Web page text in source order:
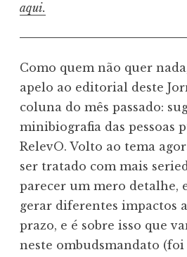
aqui.
Como quem não quer
apelo ao editorial deste
coluna do mês passado:
minibiografia das pessoas
RelevO. Volto ao tema
ser tratado com mais
parecer um mero detalhe,
gerar diferentes impactos
prazo, e é sobre isso que
neste ombudsmandato (foi